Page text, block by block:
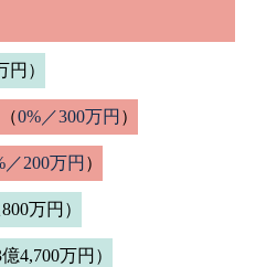
円）
（0%／300万円 ）
／200万円 ）
万円）
4,700万円）